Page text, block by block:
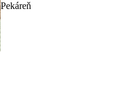
Pekáreň